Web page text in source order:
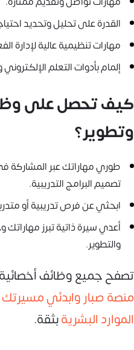
القدرة على تحليل وتحديد
مهارات تنظيمية عالية لإدارة
إلمام بأدوات التعلم الإلكتروني
كيف تحصل على
وتطوير؟
طوري مهاراتك عبر المشاركة
تصميم البرامج التدريبية.
ابحثي عن فرص تدريبية أو
أعدي سيرة ذاتية تبرز
والتطوير.
تصفح جميع وظائف
منصة صبار وابدئي
الموارد البشريةبثقة.